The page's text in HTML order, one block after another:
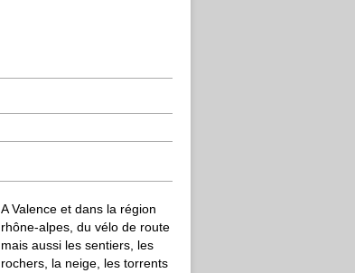
A Valence et dans la région
rhône-alpes, du vélo de route
mais aussi les sentiers, les
rochers, la neige, les torrents